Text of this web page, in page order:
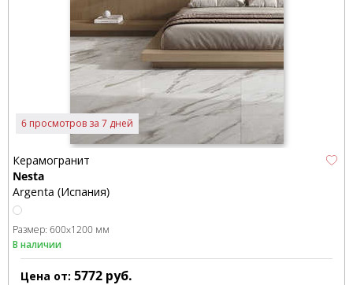
6 просмотров за 7 дней
Керамогранит
Nesta
Argenta (Испания)
Размер: 600x1200 мм
В наличии
Цена от: 5772 руб.